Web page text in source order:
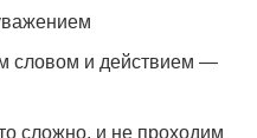
словом и действием —
сложно, и не проходим